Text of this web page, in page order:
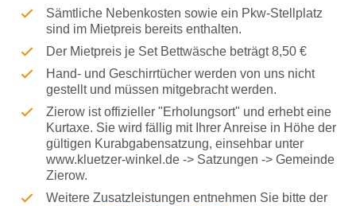
Sämtliche Nebenkosten sowie ein Pkw-Stellplatz
sind im Mietpreis bereits enthalten.
Der Mietpreis je Set Bettwäsche beträgt 8,50 €
Hand- und Geschirrtücher werden von uns nicht
gestellt und müssen mitgebracht werden.
Zierow ist offizieller "Erholungsort" und erhebt eine
Kurtaxe. Sie wird fällig mit Ihrer Anreise in Höhe der
gültigen Kurabgabensatzung, einsehbar unter
www.kluetzer-winkel.de -> Satzungen -> Gemeinde
Zierow.
Weitere Zusatzleistungen entnehmen Sie bitte der